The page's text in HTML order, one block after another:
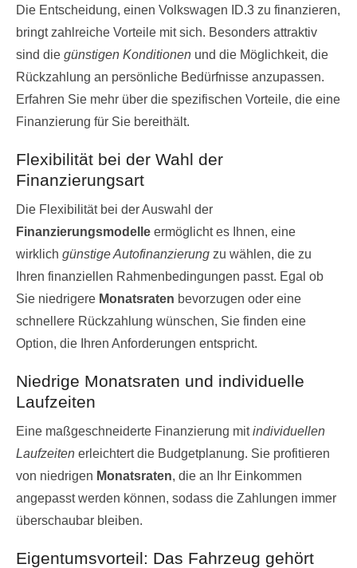
Die Entscheidung, einen Volkswagen ID.3 zu finanzieren,
bringt zahlreiche Vorteile mit sich. Besonders attraktiv
sind die günstigen Konditionen und die Möglichkeit, die
Rückzahlung an persönliche Bedürfnisse anzupassen.
Erfahren Sie mehr über die spezifischen Vorteile, die eine
Finanzierung für Sie bereithält.
Flexibilität bei der Wahl der
Finanzierungsart
Die Flexibilität bei der Auswahl der
Finanzierungsmodelle ermöglicht es Ihnen, eine
wirklich günstige Autofinanzierung zu wählen, die zu
Ihren finanziellen Rahmenbedingungen passt. Egal ob
Sie niedrigere Monatsraten bevorzugen oder eine
schnellere Rückzahlung wünschen, Sie finden eine
Option, die Ihren Anforderungen entspricht.
Niedrige Monatsraten und individuelle
Laufzeiten
Eine maßgeschneiderte Finanzierung mitindividuellen
Laufzeiten erleichtert die Budgetplanung. Sie profitieren
von niedrigen Monatsraten, die an Ihr Einkommen
angepasst werden können, sodass die Zahlungen immer
überschaubar bleiben.
Eigentumsvorteil: Das Fahrzeug gehört